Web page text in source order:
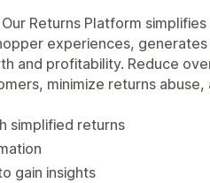
Returns Platform
experiences,
and profitability. Reduce
minimize returns abuse,
simplified returns
gain insights